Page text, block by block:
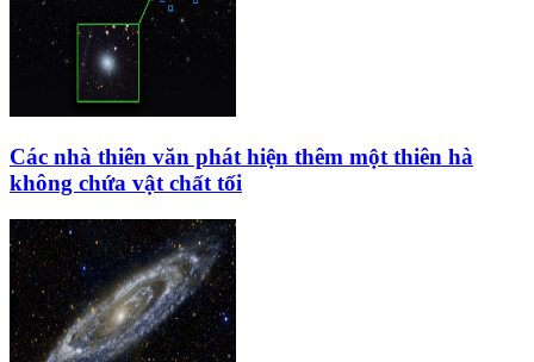
Các nhà thiên văn phát hiện thêm một thiên hà
không chứa vật chất tối